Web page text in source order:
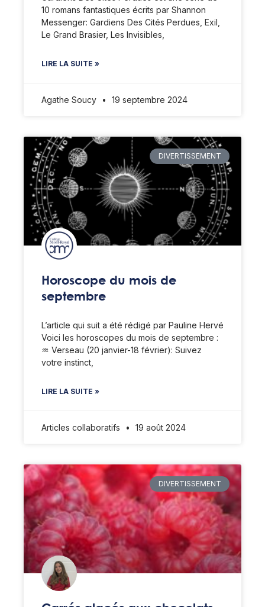
10 romans fantastiques écrits par Shannon
Messenger: Gardiens Des Cités Perdues, Exil,
Le Grand Brasier, Les Invisibles,
LIRE LA SUITE »
Agathe Soucy 19 septembre 2024
DIVERTISSEMENT
Horoscope du mois de
septembre
L’article qui suit a été rédigé par Pauline Hervé
Voici les horoscopes du mois de septembre :
♒️ Verseau (20 janvier-18 février): Suivez
votre instinct,
LIRE LA SUITE »
Articles collaboratifs 19 août 2024
DIVERTISSEMENT